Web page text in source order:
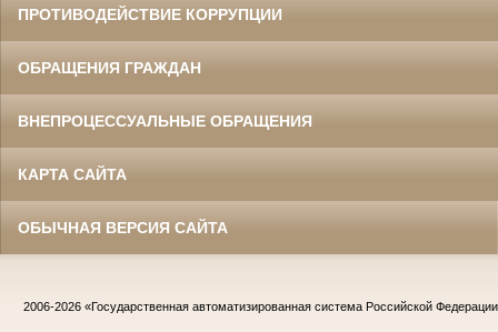
ПРОТИВОДЕЙСТВИЕ КОРРУПЦИИ
ОБРАЩЕНИЯ ГРАЖДАН
ВНЕПРОЦЕССУАЛЬНЫЕ ОБРАЩЕНИЯ
КАРТА САЙТА
ОБЫЧНАЯ ВЕРСИЯ САЙТА
2006-2026 «Государственная автоматизированная система Российской